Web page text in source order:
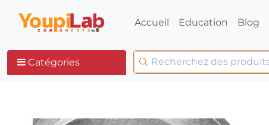
Accueil Education Blog
Catégories